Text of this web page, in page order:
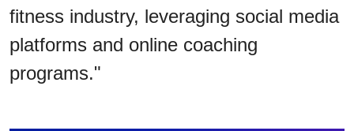
fitness industry, leveraging social media
platforms and online coaching
programs."